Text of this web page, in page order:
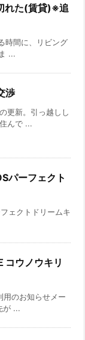
れた(賃貸)※追
時間に、リビング
...
渉
更新。引っ越しし
んで ...
パーフェクト
ェクトドリームキ
コウノウキリ
用のお知らせメー
が ...